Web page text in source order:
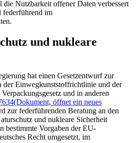
die Nutzbarkeit offener Daten verbessert
im
und nukleare
hat einen Gesetzentwurf zur
der Einwegkunststoffrichtlinie und der
und in anderen
(Dokument, öffnet ein neues
zur federführenden Beratung an den
und nukleare Sicherheit
bestimmte Vorgaben der EU-
Recht umgesetzt, im